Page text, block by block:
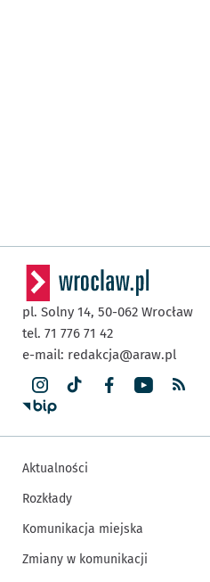
pl. Solny 14, 50-062 Wrocław
tel. 71 776 71 42
e-mail: redakcja@araw.pl
Aktualności
Rozkłady
Komunikacja miejska
Zmiany w komunikacji